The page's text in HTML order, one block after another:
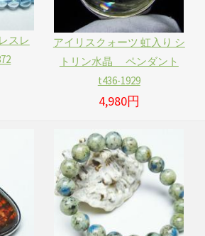
スレ
アイリスクォーツ 虹入り シ
トリン水晶 ペンダント
t436-1929
4,980円